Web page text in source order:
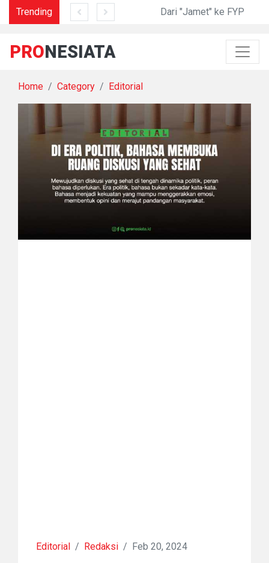
Trending
Garam di Lidah Sani Dari "Jamet" ke FYP
PRONESIATA
Home Category Editorial
Editorial / Redaksi / Feb 20, 2024